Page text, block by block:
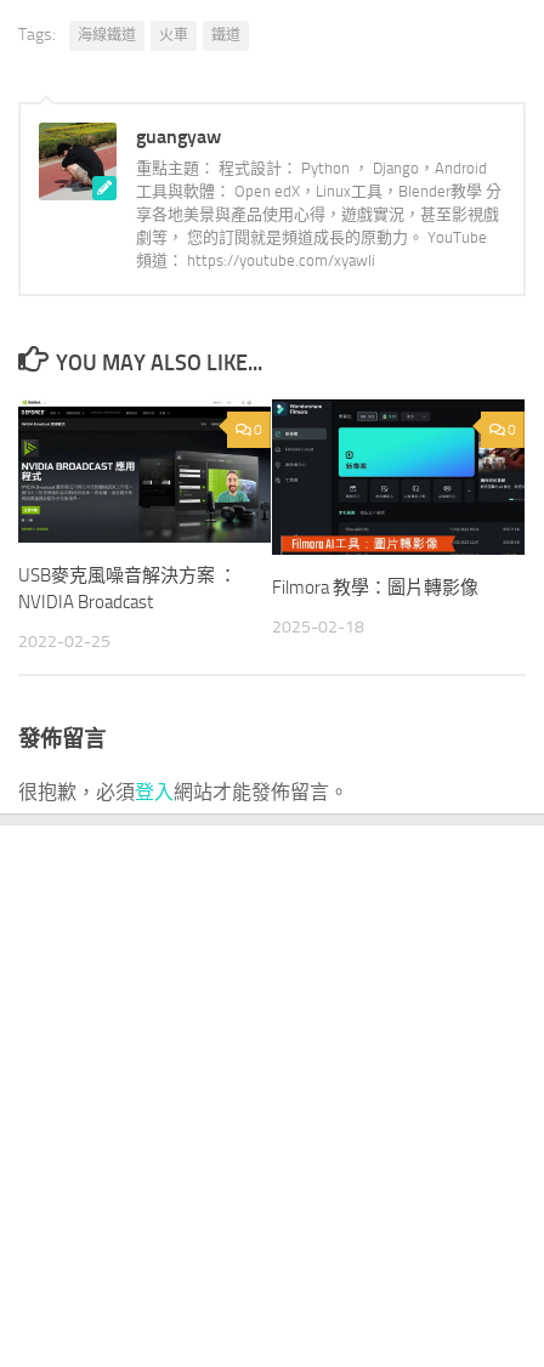
Tags: 海線鐵道 火車 鐵道
guangyaw
重點主題： 程式設計： Python ， Django，Android
工具與軟體： Open edX，Linux工具，Blender教學 分
享各地美景與產品使用心得，遊戲實況，甚至影視戲
劇等， 您的訂閱就是頻道成長的原動力。 YouTube
頻道： https://youtube.com/xyawli
YOU MAY ALSO LIKE...
0
USB麥克風噪音解決方案 ：
NVIDIA Broadcast
2022-02-25
0
Filmora 教學：圖片轉影像
2025-02-18
發佈留言
很抱歉，必須登入網站才能發佈留言。